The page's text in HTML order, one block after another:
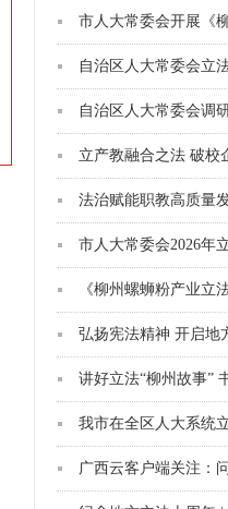
市人大常委会开展《
自治区人大常委会立
市人大常委会2026年
我市在全区人大系统